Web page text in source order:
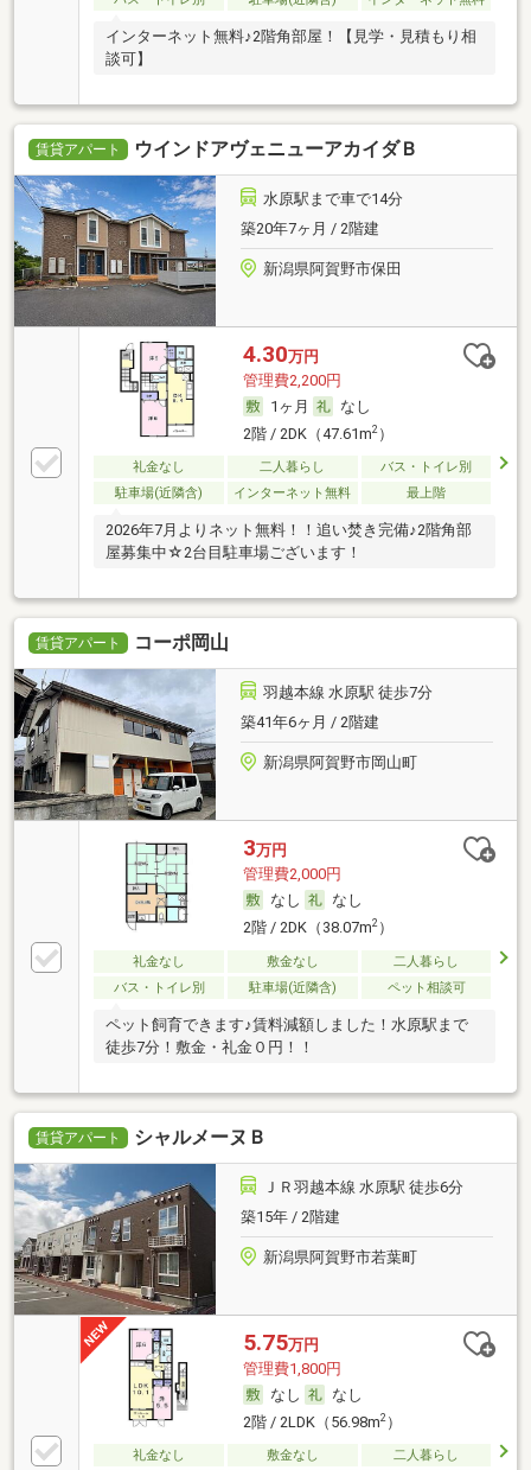
インターネット無料♪2階角部屋！【見学・見積もり相
談可】
賃貸アパート ウインドアヴェニューアカイダＢ
水原駅まで車で14分
築20年7ヶ月 / 2階建
新潟県阿賀野市保田
4.30万円
管理費2,200円
1ヶ月
なし
2階 / 2DK（47.61m2）
礼金なし 二人暮らし
バス・トイレ別
駐車場(近隣含)
インターネット無料 最上階
2026年7月よりネット無料！！追い焚き完備♪2階角部
屋募集中☆2台目駐車場ございます！
賃貸アパート コーポ岡山
羽越本線 水原駅 徒歩7分
築41年6ヶ月 / 2階建
新潟県阿賀野市岡山町
3万円
管理費2,000円
なし
なし
2階 / 2DK（38.07m2）
礼金なし 敷金なし
二人暮らし
バス・トイレ別
駐車場(近隣含) ペット相談可
ペット飼育できます♪賃料減額しました！水原駅まで
徒歩7分！敷金・礼金０円！！
賃貸アパート シャルメーヌＢ
ＪＲ羽越本線 水原駅 徒歩6分
築15年 / 2階建
新潟県阿賀野市若葉町
5.75万円
管理費1,800円
なし
なし
2階 / 2LDK（56.98m2）
礼金なし 敷金なし
二人暮らし